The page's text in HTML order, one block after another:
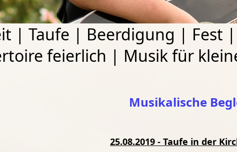
| Taufe | Beerdigung | Fest |
feierlich | Musik für
Musikalische
25.08.2019 - Taufe in der